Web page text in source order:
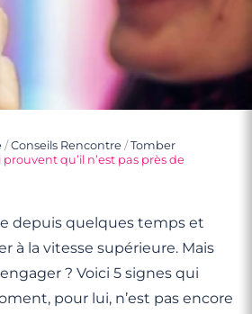
/Conseils Rencontre /Tomber
qu’il n’est pas près de
depuis quelques temps et
à la vitesse supérieure. Mais
? Voici 5 signes qui
pour lui, n’est pas encore